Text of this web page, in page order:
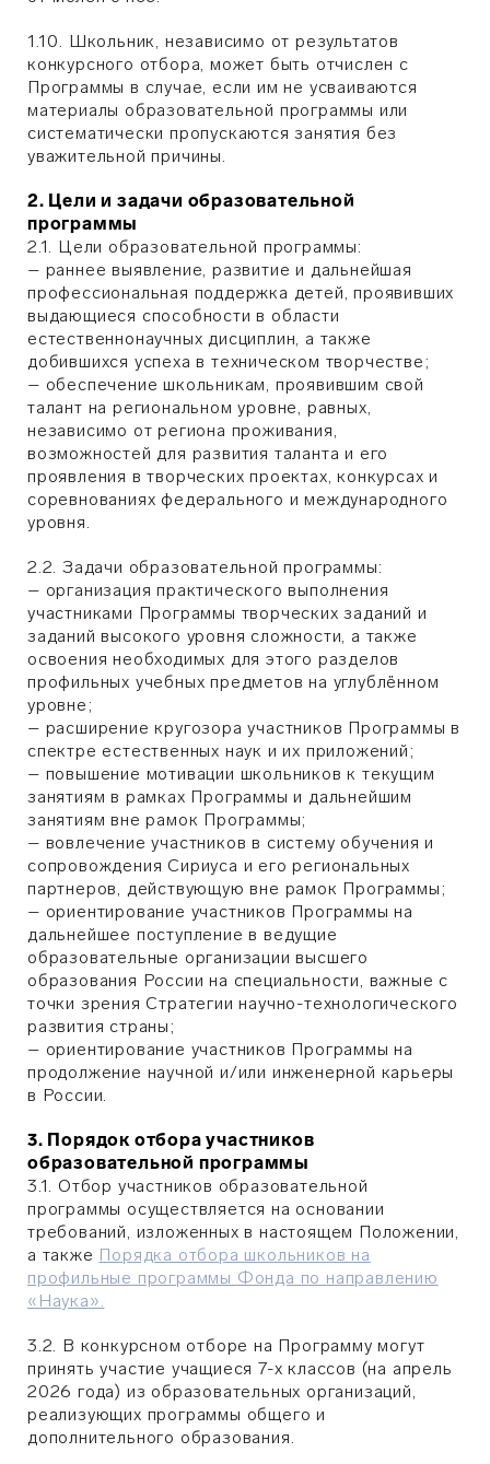
1.10. Школьник, независимо от результатов
конкурсного отбора, может быть отчислен с
Программы в случае, если им не усваиваются
материалы образовательной программы или
систематически пропускаются занятия без
уважительной причины.
2. Цели и задачи образовательной
программы
2.1. Цели образовательной программы:
– раннее выявление, развитие и дальнейшая
профессиональная поддержка детей, проявивших
выдающиеся способности в области
естественнонаучных дисциплин, а также
добившихся успеха в техническом творчестве;
– обеспечение школьникам, проявившим свой
талант на региональном уровне, равных,
независимо от региона проживания,
возможностей для развития таланта и его
проявления в творческих проектах, конкурсах и
соревнованиях федерального и международного
уровня.
2.2. Задачи образовательной программы:
– организация практического выполнения
участниками Программы творческих заданий и
заданий высокого уровня сложности, а также
освоения необходимых для этого разделов
профильных учебных предметов на углублённом
уровне;
– расширение кругозора участников Программы в
спектре естественных наук и их приложений;
– повышение мотивации школьников к текущим
занятиям в рамках Программы и дальнейшим
занятиям вне рамок Программы;
– вовлечение участников в систему обучения и
сопровождения Сириуса и его региональных
партнеров, действующую вне рамок Программы;
– ориентирование участников Программы на
дальнейшее поступление в ведущие
образовательные организации высшего
образования России на специальности, важные с
точки зрения Стратегии научно-технологического
развития страны;
– ориентирование участников Программы на
продолжение научной и/или инженерной карьеры
в России.
3. Порядок отбора участников
образовательной программы
3.1. Отбор участников образовательной
программы осуществляется на основании
требований, изложенных в настоящем Положении,
а также Порядка отбора школьников на
профильные программы Фонда по направлению
«Наука».
3.2. В конкурсном отборе на Программу могут
принять участие учащиеся 7-х классов (на апрель
2026 года) из образовательных организаций,
реализующих программы общего и
дополнительного образования.